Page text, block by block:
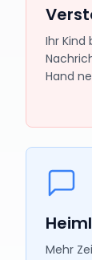
Ihr Kind
Hand
Mehr